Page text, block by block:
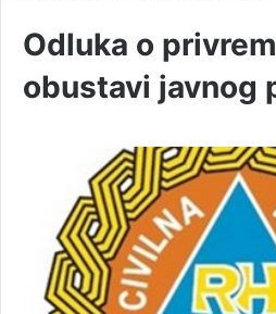
Odluka o
obustavi javnog